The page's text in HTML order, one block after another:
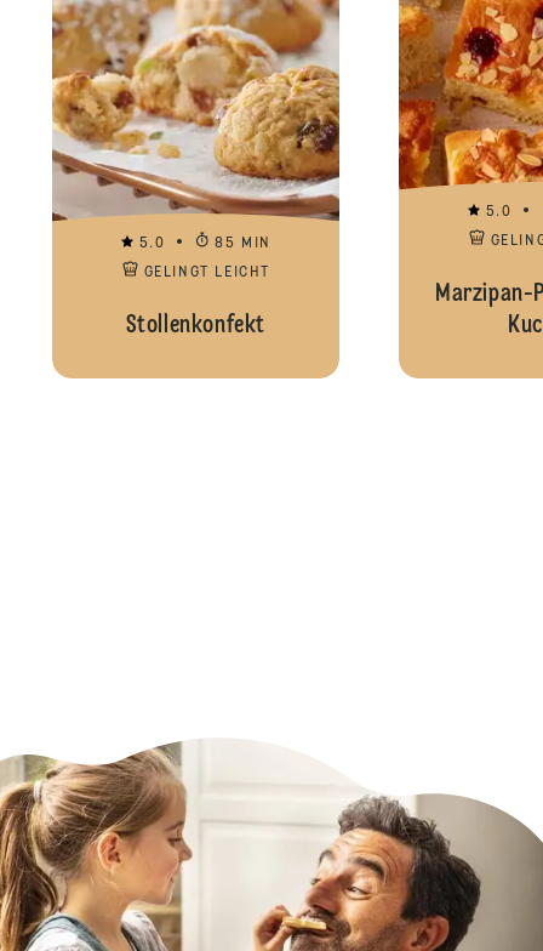
5.0
85 MIN
GELINGT LEICHT
Stollenkonfekt
5.0
Marzipan-